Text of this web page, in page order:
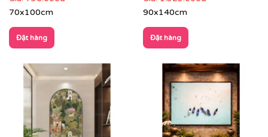
70x100cm
Đặt hàng
90x140cm
Đặt hàng